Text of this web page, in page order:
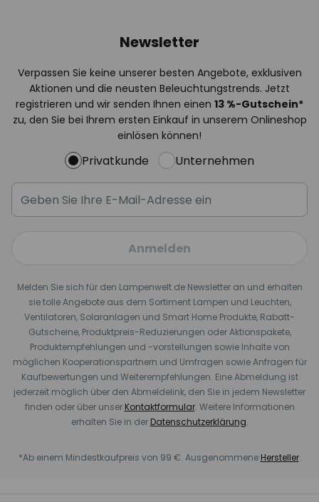
Newsletter
Verpassen Sie keine unserer besten Angebote, exklusiven
Aktionen und die neusten Beleuchtungstrends. Jetzt
registrieren und wir senden Ihnen einen 13 %-Gutschein*
zu, den Sie bei Ihrem ersten Einkauf in unserem Onlineshop
einlösen können!
Privatkunde Unternehmen
Anmelden
Melden Sie sich für den Lampenwelt.de Newsletter an und erhalten
sie tolle Angebote aus dem Sortiment Lampen und Leuchten,
Ventilatoren, Solaranlagen und Smart Home Produkte, Rabatt-
Gutscheine, Produktpreis-Reduzierungen oder Aktionspakete,
Produktempfehlungen und -vorstellungen sowie Inhalte von
möglichen Kooperationspartnern und Umfragen sowie Anfragen für
Kaufbewertungen und Weiterempfehlungen. Eine Abmeldung ist
jederzeit möglich über den Abmeldelink, den Sie in jedem Newsletter
finden oder über unser Kontaktformular. Weitere Informationen
erhalten Sie in der Datenschutzerklärung.
*Ab einem Mindestkaufpreis von 99 €. Ausgenommene Hersteller.